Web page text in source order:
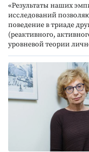
«Результаты наших
исследований
поведение в триаде
(реактивного,
уровневой теории